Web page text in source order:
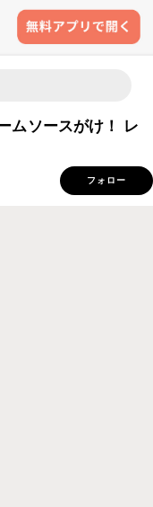
ムソースがけ！ レ
フォロー